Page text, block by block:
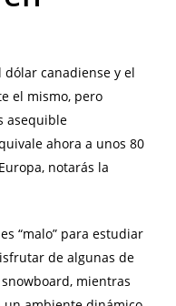
canadiense y el
el mismo, pero
asequible
ahora a unos 80
notarás la
“malo” para estudiar
de algunas de
mientras